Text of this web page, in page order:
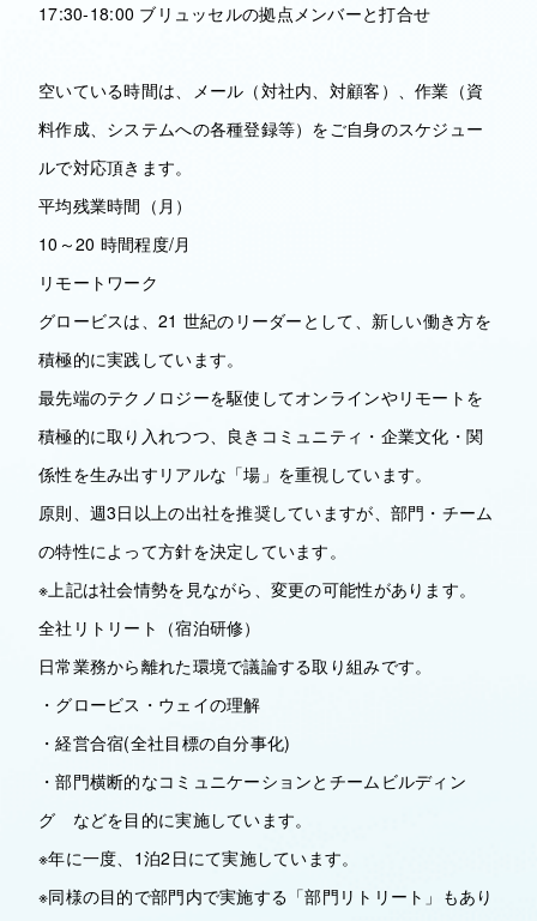
17:30-18:00 ブリュッセルの拠点メンバーと打合せ
空いている時間は、メール（対社内、対顧客）、作業（資
料作成、システムへの各種登録等）をご自身のスケジュー
ルで対応頂きます。
平均残業時間（月）
10～20 時間程度/月
リモートワーク
グロービスは、21 世紀のリーダーとして、新しい働き方を
積極的に実践しています。
最先端のテクノロジーを駆使してオンラインやリモートを
積極的に取り入れつつ、良きコミュニティ・企業文化・関
係性を生み出すリアルな「場」を重視しています。
原則、週3日以上の出社を推奨していますが、部門・チーム
の特性によって方針を決定しています。
※上記は社会情勢を見ながら、変更の可能性があります。
全社リトリート（宿泊研修）
日常業務から離れた環境で議論する取り組みです。
・グロービス・ウェイの理解
・経営合宿(全社目標の自分事化)
・部門横断的なコミュニケーションとチームビルディン
グ などを目的に実施しています。
※年に一度、1泊2日にて実施しています。
※同様の目的で部門内で実施する「部門リトリート」もあり